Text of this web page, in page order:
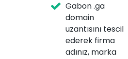
Gabon .ga
domain
uzantısını tescil
ederek firma
adınız, marka